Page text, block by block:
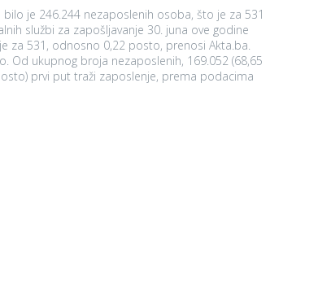
je 246.244 nezaposlenih osoba, što je za 531
za 531, odnosno 0,22 posto, prenosi Akta.ba.
prvi put traži zaposlenje, prema podacima